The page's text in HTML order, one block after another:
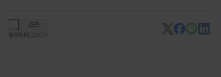
外来では心不全患者の10％以下にしか心臓リハビリ
テーションが行われていないと報告されている。
保存URLコピー